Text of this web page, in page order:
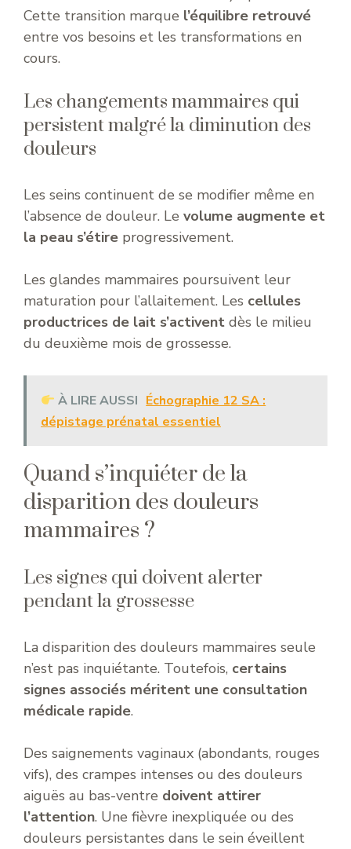
Cette transition marque l’équilibre retrouvé
entre vos besoins et les transformations en
cours.
Les changements mammaires qui
persistent malgré la diminution des
douleurs
Les seins continuent de se modifier même en
l’absence de douleur. Le volume augmente et
la peau s’étire progressivement.
Les glandes mammaires poursuivent leur
maturation pour l’allaitement. Les cellules
productrices de lait s’activent dès le milieu
du deuxième mois de grossesse.
À LIRE AUSSI Échographie 12 SA :
dépistage prénatal essentiel
Quand s’inquiéter de la
disparition des douleurs
mammaires ?
Les signes qui doivent alerter
pendant la grossesse
La disparition des douleurs mammaires seule
n’est pas inquiétante. Toutefois, certains
signes associés méritent une consultation
médicale rapide.
Des saignements vaginaux (abondants, rouges
vifs), des crampes intenses ou des douleurs
aiguës au bas-ventre doivent attirer
l’attention. Une fièvre inexpliquée ou des
douleurs persistantes dans le sein éveillent